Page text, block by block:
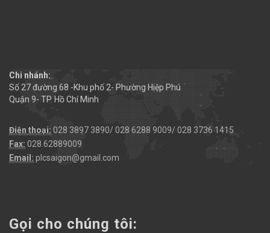
Chi nhánh:
Số 27 đường 68 -Khu phố 2- Phường Hiệp Phú
Quận 9- TP. Hồ Chí Minh
Điện thoại: 028 3897 3890/ 028 6288 9009/ 028 3736 1415
Fax: 028.62889009
Email: plcsaigon@gmail.com
Gọi cho chúng tôi: